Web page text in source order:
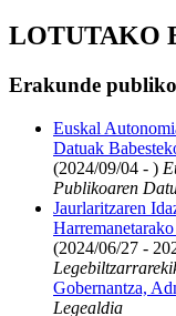
LOTUTAKO
Erakunde
Euskal
Datuak
(2024/09/04 - )
Publikoaren
Jaurlaritzaren
(2024/06/27 -
Gobernantza,
Legealdia